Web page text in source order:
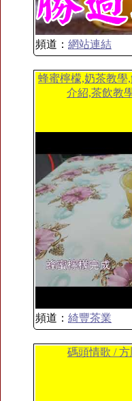
頻道： 網站連結
蜂蜜檸檬,奶茶教學
介紹,茶飲教
頻道： 綺豐茶業
碼頭情歌 / 方